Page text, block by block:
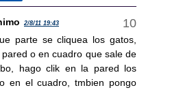
2/8/11 19:43
parte se cliquea los gatos,
o en cuadro que sale de
hago clik en la pared los
en el cuadro, tmbien pongo